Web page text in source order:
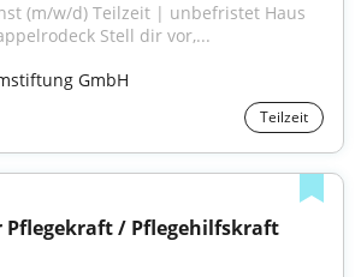
(m/w/d) Teilzeit | unbefristet Haus
Stell dir vor,...
GmbH
Teilzeit
Pflegekraft / Pflegehilfskraft